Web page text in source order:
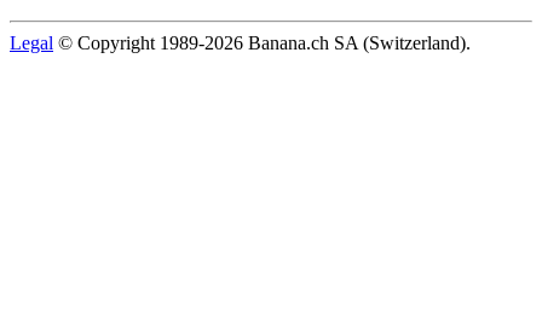
Legal © Copyright 1989-2026 Banana.ch SA (Switzerland).